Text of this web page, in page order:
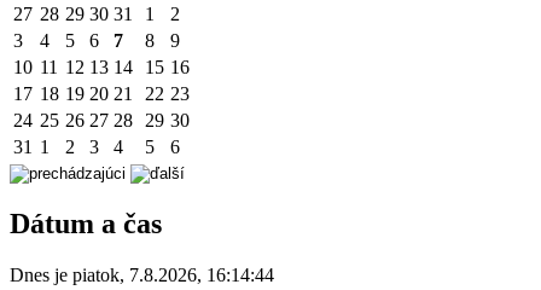
27 28 29 30 31 1
2
3
4 5 6 7 8
9
10 11 12 13 14 15 16
17 18 19 20 21 22 23
24 25 26 27 28 29 30
31 1 2 3 4 5 6
Dátum a čas
Dnes je piatok, 7.8.2026, 16:14:44